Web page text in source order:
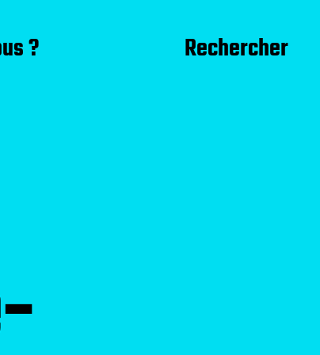
?
Rechercher